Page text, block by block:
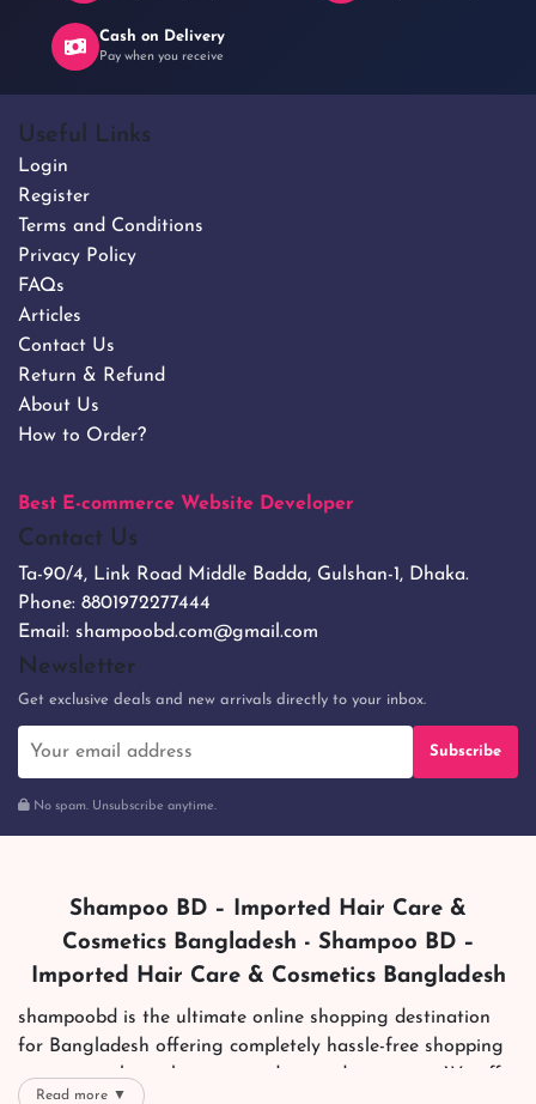
Cash on Delivery
Pay when you receive
Useful Links
Login
Register
Terms and Conditions
Privacy Policy
FAQs
Articles
Contact Us
Return & Refund
About Us
How to Order?
Best E-commerce Website Developer
Contact Us
Ta-90/4, Link Road Middle Badda, Gulshan-1, Dhaka.
Phone: 8801972277444
Email: shampoobd.com@gmail.com
Newsletter
Get exclusive deals and new arrivals directly to your inbox.
Subscribe
No spam. Unsubscribe anytime.
Shampoo BD – Imported Hair Care &
Cosmetics Bangladesh - Shampoo BD –
Imported Hair Care & Cosmetics Bangladesh
shampoobd is the ultimate online shopping destination
for Bangladesh offering completely hassle-free shopping
experience through secure and trusted gateways. We offer
Read more ▼